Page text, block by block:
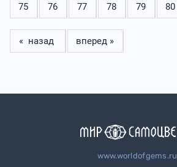
75 76 77 78 79 80
« назад вперед »
www.worldofgems.ru